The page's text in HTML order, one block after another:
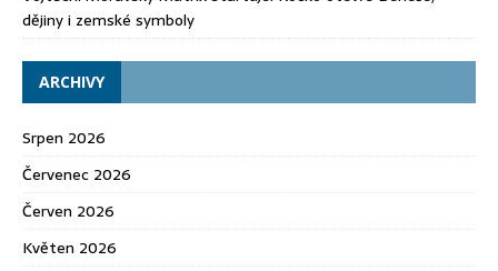
dějiny i zemské symboly
ARCHIVY
Srpen 2026
Červenec 2026
Červen 2026
Květen 2026